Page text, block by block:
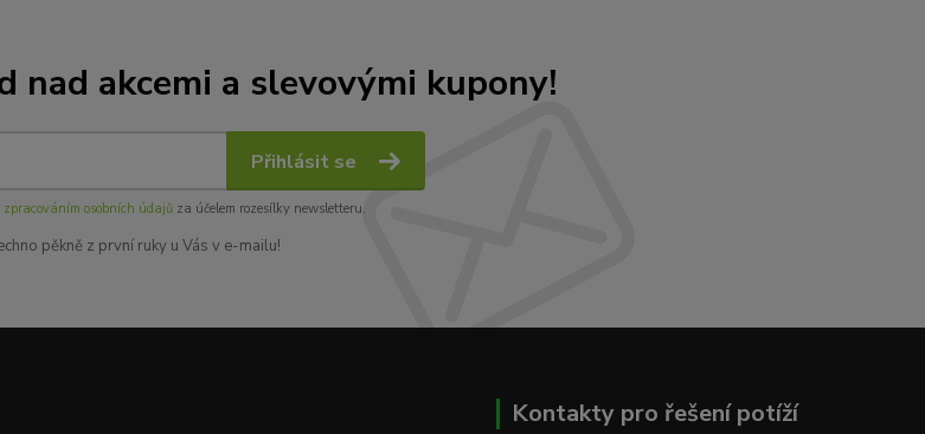
nad akcemi a slevovými kupony!
Přihlásit se
zpracováním osobních údajůza účelem rozesílky newsletteru.
pěkně z první ruky u Vás v e-mailu!
Kontakty pro řešení potíží